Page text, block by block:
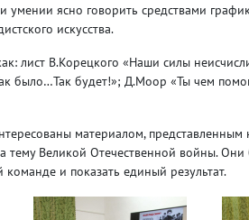
ясно говорить средствами
искусства.
лист В.Корецкого «Наши силы
было…Так будет!»; Д.Моор «Ты чем
материалом,
тему Великой Отечественной войны.
и показать единый результат.